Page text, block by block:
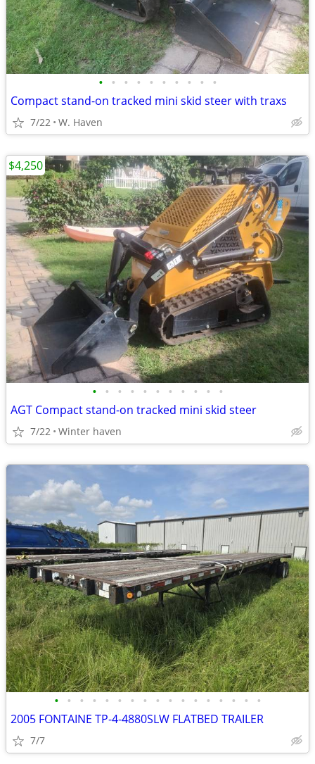
• • • • • • • • • •
Compact stand-on tracked mini skid steer with traxs
7/22 W. Haven
• • • • • • • • • • •
AGT Compact stand-on tracked mini skid steer
7/22 Winter haven
$4,250
• • • • • • • • • • • • • • • • •
2005 FONTAINE TP-4-4880SLW FLATBED TRAILER
7/7